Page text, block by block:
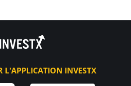
L'APPLICATION INVESTX